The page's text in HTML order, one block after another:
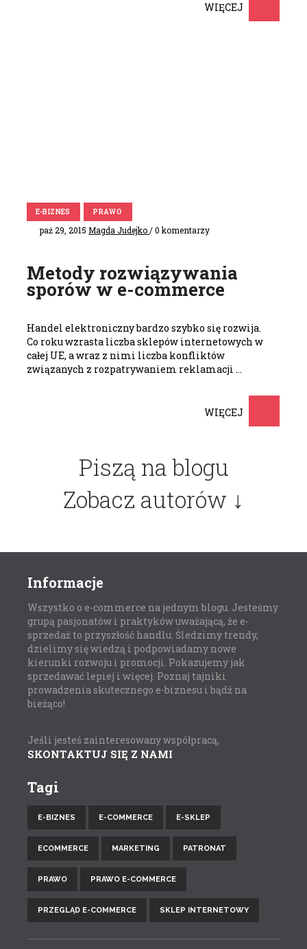
WIĘCEJ
E-BIZNES PRAWO
paź 29, 2015 Magda Judejko/ 0 komentarzy
Metody rozwiązywania
sporów w e-commerce
Handel elektroniczny bardzo szybko się rozwija.
Co roku wzrasta liczba sklepów internetowych w
całej UE, a wraz z nimi liczba konfliktów
związanych z rozpatrywaniem reklamacji …
WIĘCEJ
Piszą na blogu
Zobacz autorów ↓
Informacje
Wszystko o e-commerce na jednym blogu. Jesteśmy
grupą pasjonatów i praktyków uważającą, że e-
sprzedaż to przyszłość handlu. Śledzimy trendy,
dzielimy się wiedzą i podpowiadamy nowe
kierunki rozwoju i promocji. Pokazujemy jak
sprzedawać lepiej i więcej. Poznaj tajniki
prowadzenia skutecznego e-biznesu i bądź na
bieżąco!
Jeśli jesteś zainteresowany współpracą,
SKONTAKTUJ SIĘ Z NAMI
Tagi
E-BIZNES E-COMMERCE E-SKLEP
ECOMMERCE MARKETING PATRONAT
PRAWO PRAWO E-COMMERCE
PRZEGLĄD E-COMMERCE SKLEP INTERNETOWY